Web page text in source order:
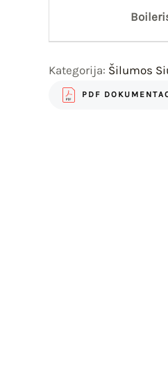
Kategorija: Šilumos
PDF